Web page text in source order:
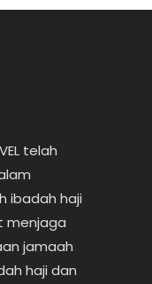
telah
ibadah haji
menjaga
jamaah
haji dan